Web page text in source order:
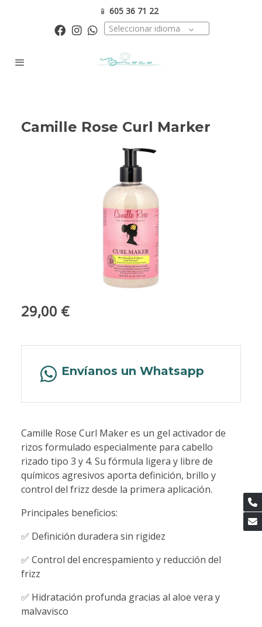
📱 605 36 71 22
Seleccionar idioma
Camille Rose Curl Marker
29,00 €
Envíanos un Whatsapp
Camille Rose Curl Maker es un gel activador de
rizos formulado especialmente para cabello
rizado tipo 3 y 4. Su fórmula ligera y libre de
químicos agresivos aporta definición, brillo y
control del frizz desde la primera aplicación.
Principales beneficios:
✅ Definición duradera sin rigidez
✅ Control del encrespamiento y reducción del
frizz
✅ Hidratación profunda gracias al aloe vera y
malvavisco